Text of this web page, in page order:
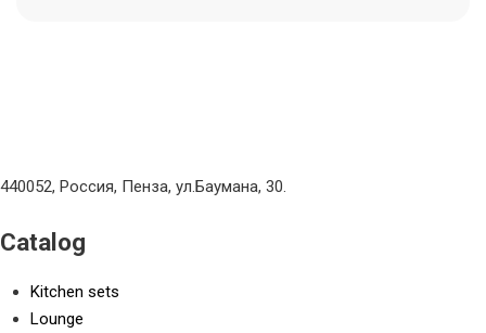
440052, Россия, Пенза, ул.Баумана, 30.
Catalog
Kitchen sets
Lounge